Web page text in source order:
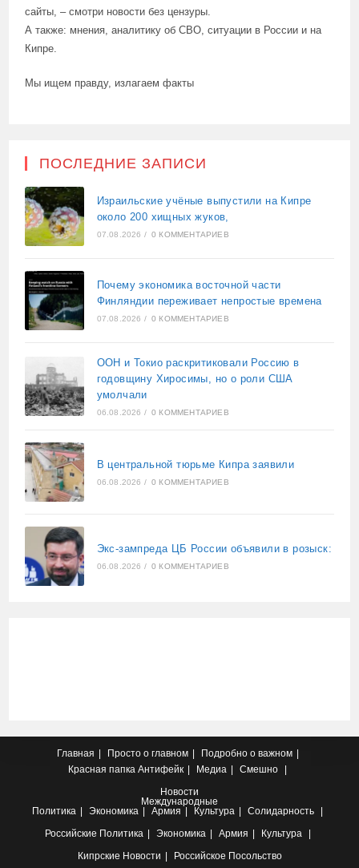
сайты, – смотри новости без цензуры.
А также: мнения, аналитику об СВО, ситуации в России и на
Кипре.
Мы ищем правду, излагаем факты
ПОСЛЕДНИЕ ЗАПИСИ
Израильские учёные выпустили на Кипре
около 200 хищных жуков,
07.08.2026 / 0 КОММЕНТАРИЕВ
Почему экономика восточной части
Финляндии переживает непростые времена
07.08.2026 / 0 КОММЕНТАРИЕВ
ООН и Токио раскритиковали Россию в
годовщину Хиросимы, но о роли США
умолчали
06.08.2026 / 0 КОММЕНТАРИЕВ
В центральной тюрьме Кипра заявили
06.08.2026 / 0 КОММЕНТАРИЕВ
Экс-зампреда ЦБ России объявили в розыск:
06.08.2026 / 0 КОММЕНТАРИЕВ
Главная Просто о главном
Подробно о важном
Красная папка Антифейк Медиа
Смешно
Новости
Международные
Политика
Экономика Армия Культура
Солидарность
Российские Политика Экономика Армия
Культура
Кипрские Новости Российское Посольство